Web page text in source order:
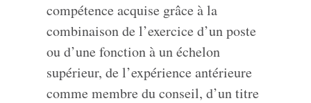
compétence acquise grâce à la
combinaison de l’exercice d’un poste
ou d’une fonction à un échelon
supérieur, de l’expérience antérieure
comme membre du conseil, d’un titre